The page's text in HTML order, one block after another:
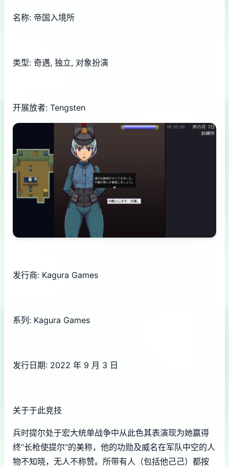
名称: 帝国入境所
类型: 奇遇, 独立, 对象扮演
开展放者: Tengsten
发行商: Kagura Games
系列: Kagura Games
发行日期: 2022 年 9 月 3 日
关于于此竞技
兵时提尔处于宏大统单战争中从此色其表演现为她赢得
终“长枪使提尔”的美称，他的功勋及威名在军队中空的人
物不知晓，无人不称赞。所带有人（包括他己己）都按